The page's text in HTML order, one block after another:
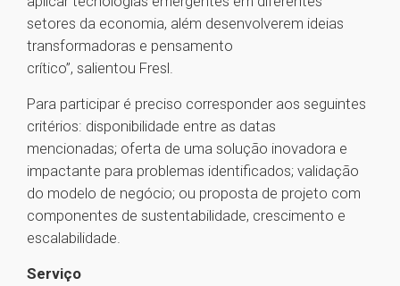
setores da economia, além desenvolverem ideias
transformadoras e pensamento
crítico”, salientou Fresl.
Para participar é preciso corresponder aos seguintes
critérios: disponibilidade entre as datas
mencionadas; oferta de uma solução inovadora e
impactante para problemas identificados; validação
do modelo de negócio; ou proposta de projeto com
componentes de sustentabilidade, crescimento e
escalabilidade.
Serviço